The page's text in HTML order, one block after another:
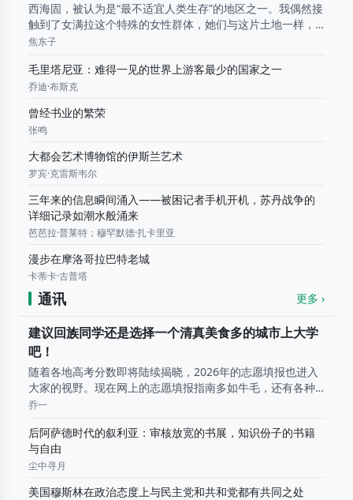
西海固，被认为是“最不适宜人类生存”的地区之一。我偶然接
触到了女满拉这个特殊的女性群体，她们与这片土地一样，
简单而淳朴。在这里，土地的荒芜却滋长了心灵的富足。西
土 地 上 的 “..
焦东子
毛里塔尼亚：难得一见的世界上游客最少的国家之一
乔迪·布斯克
曾经书业的繁荣
张鸣
大都会艺术博物馆的伊斯兰艺术
罗宾·克雷斯韦尔
三年来的信息瞬间涌入——被困记者手机开机，苏丹战争的
详细记录如潮水般涌来
芭芭拉·普莱特；穆罕默德·扎卡里亚
漫步在摩洛哥拉巴特老城
卡蒂卡·古普塔
通讯 更多 ›
建议回族同学还是选择一个清真美食多的城市上大学
吧！
随着各地高考分数即将陆续揭晓，2026年的志愿填报也进入
大家的视野。现在网上的志愿填报指南多如牛毛，还有各种
AI工具帮忙，挑专业和学校大家心里应该都有底了。 不过，
食...
乔一
后阿萨德时代的叙利亚：审核放宽的书展，知识份子的书籍
与自由
尘中寻月
美国穆斯林在政治态度上与民主党和共和党都有共同之处